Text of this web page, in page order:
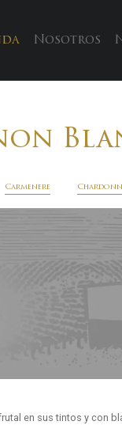
Nosotros
Carmenere
en sus tintos y con